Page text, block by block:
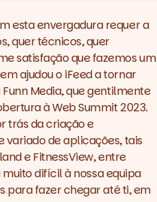
esta envergadura requer a
quer técnicos, quer
satisfação que fazemos um
ajudou oiFeeda tornar
Funn Media, que gentilmente
à Web Summit 2023.
trás da criação e
variado de aplicações, tais
eFitnessView, entre
difícil à nossa equipa
para fazer chegar até ti, em